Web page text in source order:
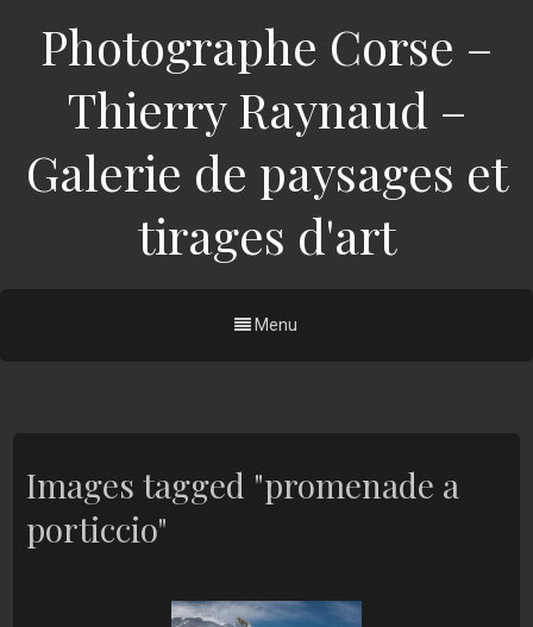
Photographe Corse –
Thierry Raynaud –
Galerie de paysages et
tirages d'art
Menu
Images tagged "promenade a
porticcio"